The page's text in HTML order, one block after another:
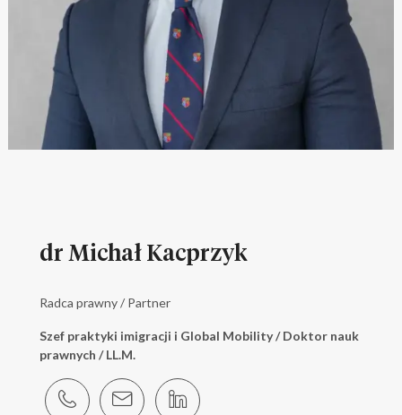
dr Michał Kacprzyk
Radca prawny / Partner
Szef praktyki imigracji i Global Mobility / Doktor nauk
prawnych / LL.M.